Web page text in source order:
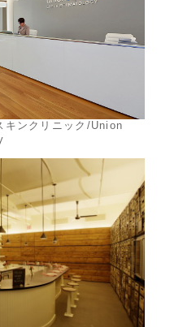
キンクリニック/Union